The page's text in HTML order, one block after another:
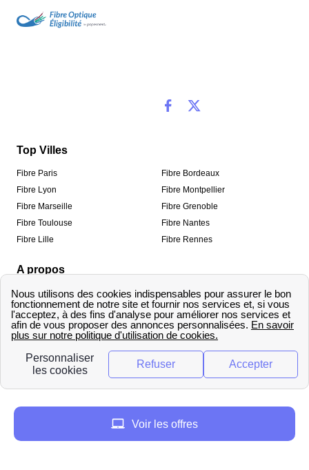
Top Villes
Fibre Paris
Fibre Lyon
Fibre Marseille
Fibre Toulouse
Fibre Lille
Fibre Bordeaux
Fibre Montpellier
Fibre Grenoble
Fibre Nantes
Fibre Rennes
A propos
Qui sommes-nous ?
Informations de contact
Méthodologie de classement
Mentions légales
Traitement des avis
Copyright © fibre-optique-eligibilite.fr 2026 – Tous
droits réservés
Voir les offres